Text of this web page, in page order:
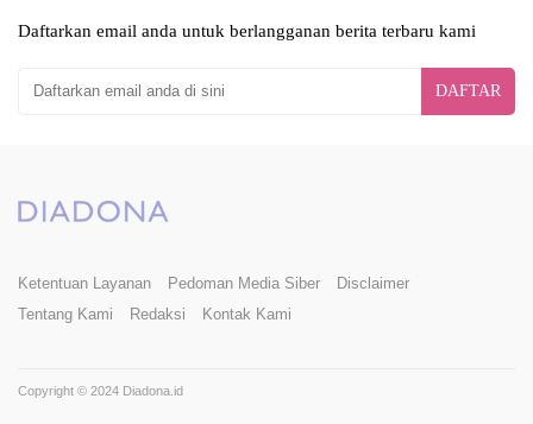
Daftarkan email anda untuk berlangganan berita terbaru kami
DAFTAR
Ketentuan Layanan Pedoman Media Siber
Disclaimer
Tentang Kami
Redaksi Kontak Kami
Copyright © 2024 Diadona.id